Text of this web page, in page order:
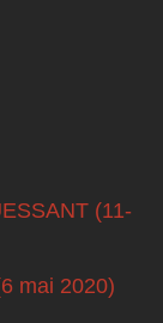
(11-
mai 2020)